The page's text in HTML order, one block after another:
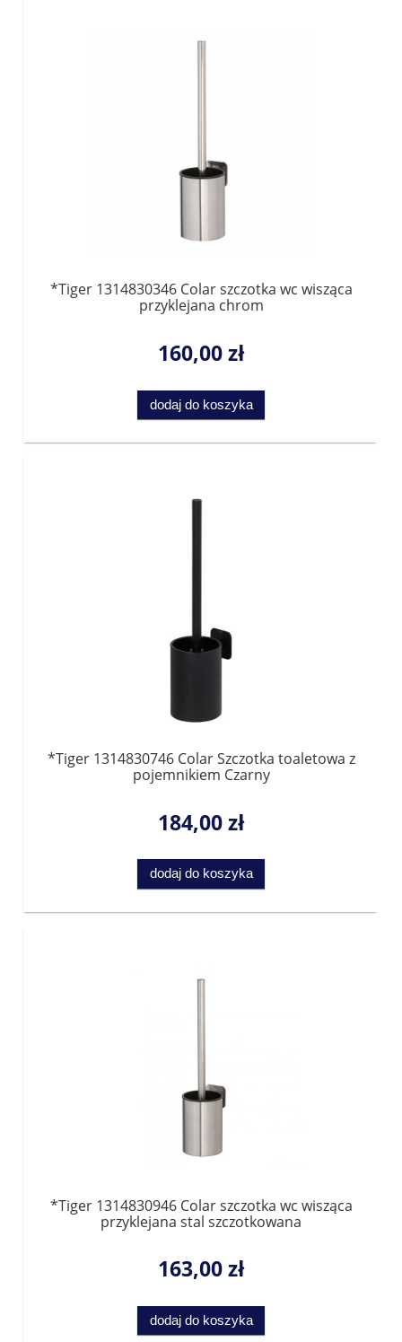
*Tiger 1314830346 Colar szczotka wc wisząca
przyklejana chrom
160,00 zł
dodaj do koszyka
*Tiger 1314830746 Colar Szczotka toaletowa z
pojemnikiem Czarny
184,00 zł
dodaj do koszyka
*Tiger 1314830946 Colar szczotka wc wisząca
przyklejana stal szczotkowana
163,00 zł
dodaj do koszyka